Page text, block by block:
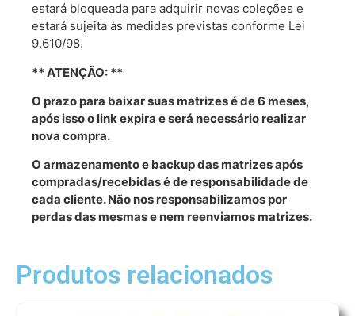
estará bloqueada para adquirir novas coleções e
estará sujeita às medidas previstas conforme Lei
9.610/98.
** ATENÇÃO: **
O prazo para baixar suas matrizes é de 6 meses,
após isso o link expira e será necessário realizar
nova compra.
O armazenamento e backup das matrizes após
compradas/recebidas é de responsabilidade de
cada cliente. Não nos responsabilizamos por
perdas das mesmas e nem reenviamos matrizes.
Produtos relacionados